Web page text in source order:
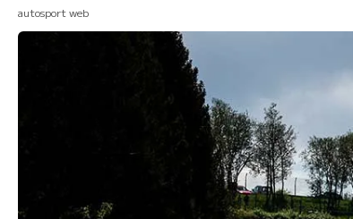
autosport web